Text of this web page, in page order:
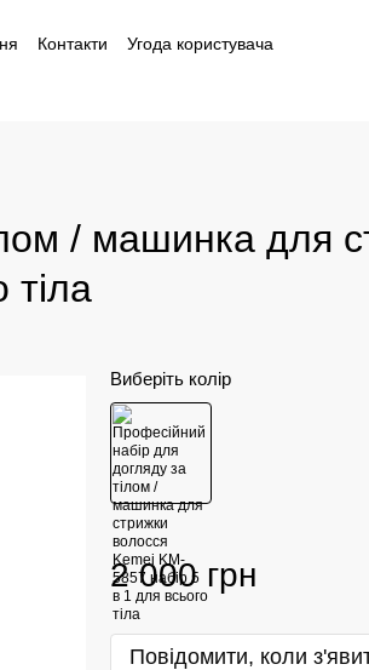
Контакти
Угода користувача
/ машинка для
тіла
Виберіть колір
2 000 грн
Повідомити, коли